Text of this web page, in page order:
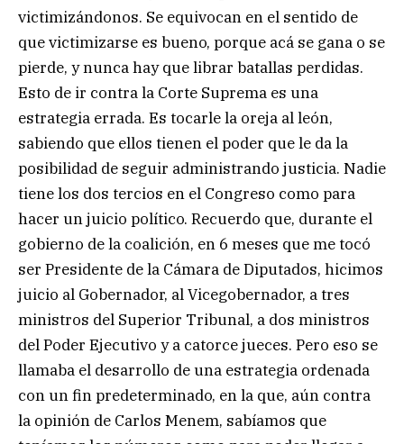
victimizándonos. Se equivocan en el sentido de
que victimizarse es bueno, porque acá se gana o se
pierde, y nunca hay que librar batallas perdidas.
Esto de ir contra la Corte Suprema es una
estrategia errada. Es tocarle la oreja al león,
sabiendo que ellos tienen el poder que le da la
posibilidad de seguir administrando justicia. Nadie
tiene los dos tercios en el Congreso como para
hacer un juicio político. Recuerdo que, durante el
gobierno de la coalición, en 6 meses que me tocó
ser Presidente de la Cámara de Diputados, hicimos
juicio al Gobernador, al Vicegobernador, a tres
ministros del Superior Tribunal, a dos ministros
del Poder Ejecutivo y a catorce jueces. Pero eso se
llamaba el desarrollo de una estrategia ordenada
con un fin predeterminado, en la que, aún contra
la opinión de Carlos Menem, sabíamos que